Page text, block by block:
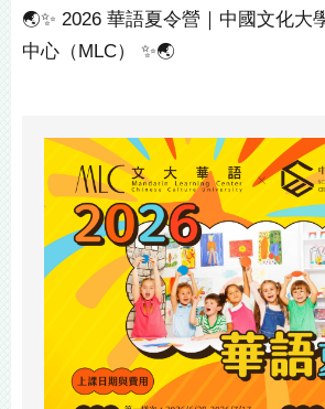
🌏✨ 2026 華語夏令營｜中國文化大
中心（MLC） ✨🌏